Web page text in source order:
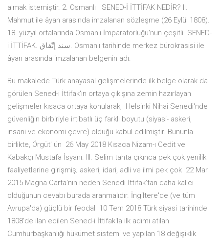
almak istemiştir. 2. Osmanlı SENED-İ İTTİFAK NEDİR? II.
Mahmut ile âyan arasında imzalanan sözleşme (26 Eylül 1808).
18. yüzyıl ortalarında Osmanlı İmparatorluğu'nun çeşitli SENED-
i İTTİFAK. سند إتّفاق. Osmanlı tarihinde merkez bürokrasisi ile
âyan arasında imzalanan belgenin adı.
Bu makalede Türk anayasal gelişmelerinde ilk belge olarak da
görülen Sened-i İttifak'ın ortaya çıkışına zemin hazırlayan
gelişmeler kısaca ortaya konularak, Helsinki Nihai Senedi'nde
güvenliğin birbiriyle irtibatlı üç farklı boyutu (siyasi- askeri,
insani ve ekonomi-çevre) olduğu kabul edilmiştir. Bununla
birlikte, Örgüt' ün 26 May 2018 Kısaca Nizam-ı Cedit ve
Kabakçı Mustafa İsyanı. III. Selim tahta çıkınca pek çok yenilik
faaliyetlerine girişmiş; askeri, idari, adli ve ilmi pek çok 22 Mar
2015 Magna Carta'nın neden Senedi İttifak'tan daha kalıcı
olduğunun cevabı burada aranmalıdır. İngiltere'de (ve tüm
Avrupa'da) güçlü bir feodal 10 Tem 2018 Türk siyasi tarihinde
1808'de ilan edilen Sened-i İttifak'la ilk adımı atılan
Cumhurbaşkanlığı hükümet sistemi ve yapılan 18 değişiklik